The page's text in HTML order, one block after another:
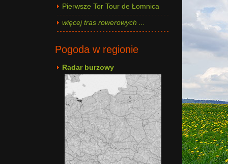
Pierwsze Tor Tour de Łomnica
więcej tras rowerowych ...
Pogoda w regionie
Radar burzowy